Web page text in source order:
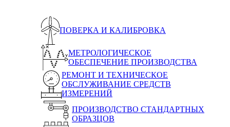
ПОВЕРКА И КАЛИБРОВКА
МЕТРОЛОГИЧЕСКОЕ
ОБЕСПЕЧЕНИЕ ПРОИЗВОДСТВА
РЕМОНТ И ТЕХНИЧЕСКОЕ
ОБСЛУЖИВАНИЕ СРЕДСТВ
ИЗМЕРЕНИЙ
ПРОИЗВОДСТВО СТАНДАРТНЫХ
ОБРАЗЦОВ